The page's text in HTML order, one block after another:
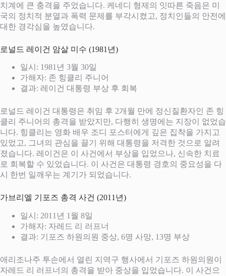
치계에 큰 충격을 주었습니다. 케네디 형제의 잇따른 죽음은 미
국의 정치적 분열과 폭력 문제를 부각시켰고, 정치인들의 안전에
대한 경각심을 높였습니다.
로널드 레이건 암살 미수 (1981년)
일시: 1981년 3월 30일
가해자: 존 힝클리 주니어
결과: 레이건 대통령 부상 후 회복
로널드 레이건 대통령은 취임 후 2개월 만에 정신질환자인 존 힝
클리 주니어의 총격을 받았지만, 다행히 생명에는 지장이 없었습
니다. 힝클리는 영화 배우 조디 포스터에게 깊은 집착을 가지고
있었고, 그녀의 관심을 끌기 위해 대통령을 저격한 것으로 알려
졌습니다. 레이건은 이 사건에서 부상을 입었으나, 신속한 치료
로 회복할 수 있었습니다. 이 사건은 대통령 경호의 중요성을 다
시 한번 일깨우는 계기가 되었습니다.
가브리엘 기포즈 총격 사건 (2011년)
일시: 2011년 1월 8일
가해자: 자레드 리 러프너
결과: 기포즈 하원의원 중상, 6명 사망, 13명 부상
애리조나주 투손에서 열린 지역구 행사에서 기포즈 하원의원이
자레드 리 러프너의 총격을 받아 중상을 입었습니다. 이 사건으